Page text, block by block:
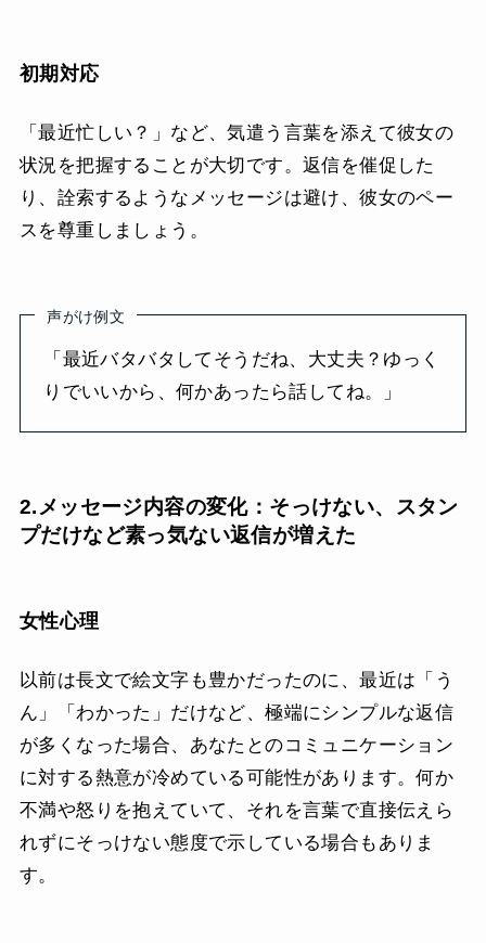
初期対応
「最近忙しい？」など、気遣う言葉を添えて彼女の
状況を把握することが大切です。返信を催促した
り、詮索するようなメッセージは避け、彼女のペー
スを尊重しましょう。
声がけ例文
「最近バタバタしてそうだね、大丈夫？ゆっく
りでいいから、何かあったら話してね。」
2.メッセージ内容の変化：そっけない、スタン
プだけなど素っ気ない返信が増えた
女性心理
以前は長文で絵文字も豊かだったのに、最近は「う
ん」「わかった」だけなど、極端にシンプルな返信
が多くなった場合、あなたとのコミュニケーション
に対する熱意が冷めている可能性があります。何か
不満や怒りを抱えていて、それを言葉で直接伝えら
れずにそっけない態度で示している場合もありま
す。